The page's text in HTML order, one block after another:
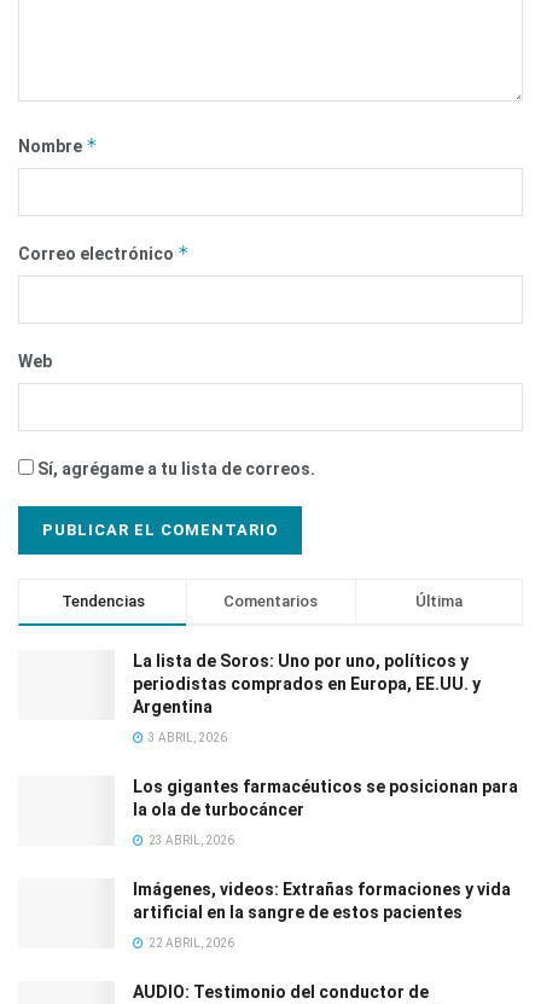
Nombre *
Correo electrónico *
Web
Sí, agrégame a tu lista de correos.
Tendencias Comentarios Última
La lista de Soros: Uno por uno, políticos y
periodistas comprados en Europa, EE.UU. y
Argentina
3 ABRIL, 2026
Los gigantes farmacéuticos se posicionan para
la ola de turbocáncer
23 ABRIL, 2026
Imágenes, videos: Extrañas formaciones y vida
artificial en la sangre de estos pacientes
22 ABRIL, 2026
AUDIO: Testimonio del conductor de